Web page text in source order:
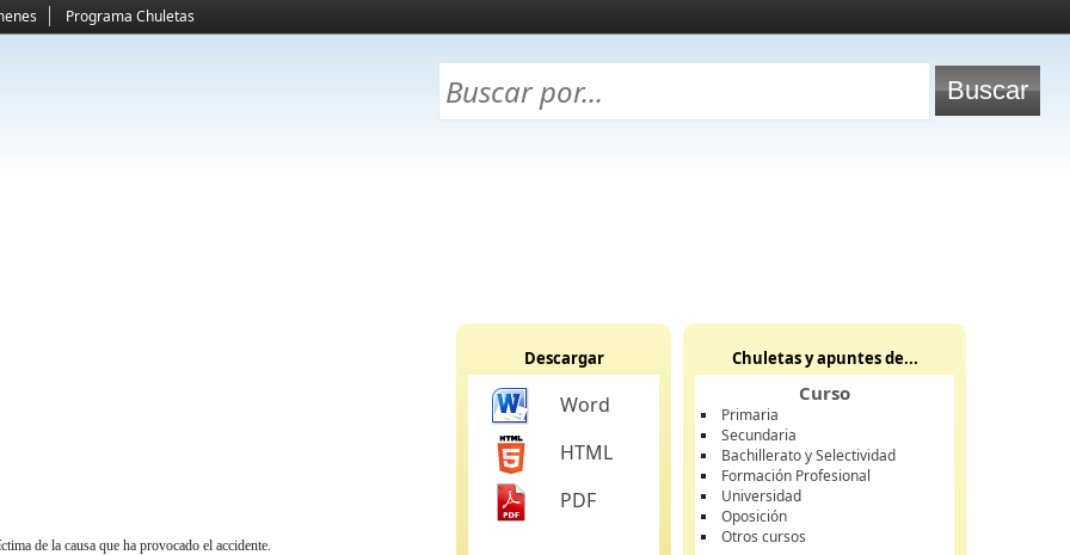
Programa Chuletas
de la causa que ha provocado el accidente.
Descargar
Word
HTML
PDF
Chuletas y apuntes de...
Curso
Primaria
Secundaria
Bachillerato y Selectividad
Formación Profesional
Universidad
Oposición
Otros cursos